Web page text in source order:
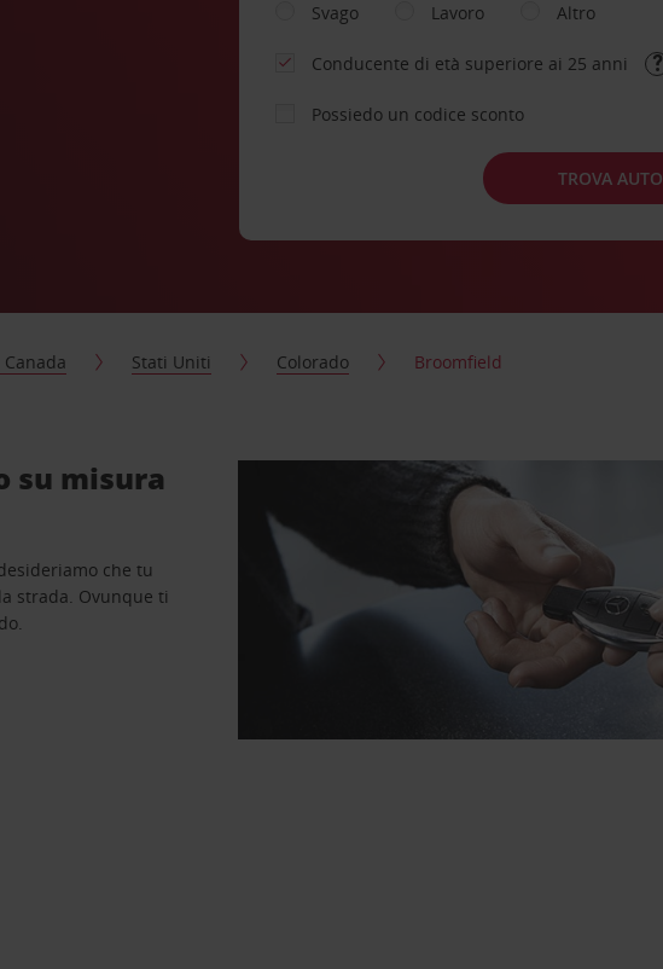
Svago
Lavoro Altro
Conducente di età superiore ai 25 anni
Possiedo un codice sconto
TROVA AUTO
Stati Uniti Colorado Broomfield
su misura
che tu
strada. Ovunque ti